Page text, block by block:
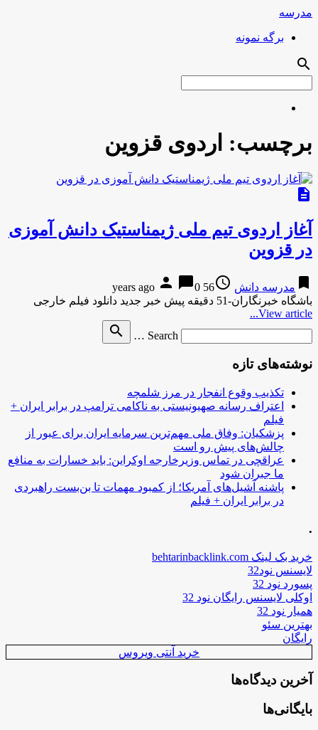
مدرسه
برگه نمونه
search
برچسب: اردوی قزوین
description
آغاز اردوی تیم ملی ژیمناستیک دانش آموزی
در قزوین
bookmark مدرسه دانش access_time
56 years ago
person chat_bubble0
باشگاه خبرنگاران-51 دقیقه پیش خبر جدید دانلود فیلم خارجی
View article...
Search …
search
نوشته‌های تازه
تکذیب وقوع انفجار در مرز شلمچه
اعتراف رسانه صهیونیستی به ناکامی ترامپ در برابر ایران +
فیلم
پزشکیان: وفاق ملی مهم‌ترین سرمایه ایران برای عبور از
چالش‌های پیش رو است
عراقچی در تماس وزیرخارجه اوکراین: باید خسارات به منافع
ما جبران شود
پاشنه آشیل‌های آمریکا؛ از کمبود مهمات تا بن‌بست راهبردی
در برابر ایران + فیلم
.
خرید بک لینک behtarinbacklink.com
لایسنس نود32
پسورد نود 32
اوکلی لایسنس رایگان نود 32
همیار نود 32
بهترین سئو
رایگان
خرید آنتی ویروس
آخرین دیدگاه‌ها
بایگانی‌ها